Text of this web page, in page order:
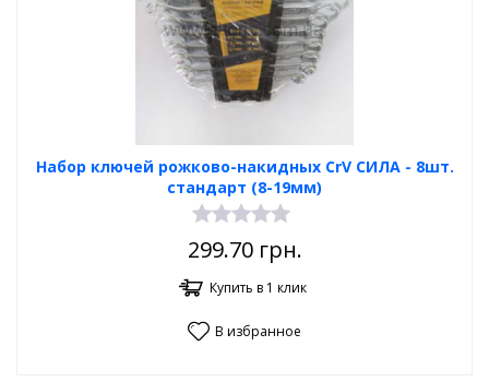
Набор ключей рожково-накидных CrV СИЛА - 8шт.
стандарт (8-19мм)
299.70грн.
Купить в 1 клик
В избранное